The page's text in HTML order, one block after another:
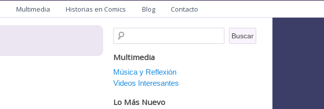
Multimedia Historias en Comics Blog Contacto
Multimedia
Música y Reflexión
Videos Interesantes
Lo Más Nuevo